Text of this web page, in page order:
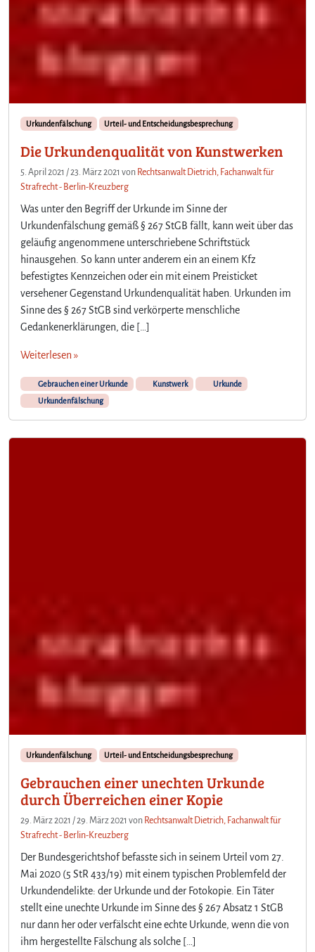
Urkundenfälschung Urteil- und Entscheidungsbesprechung
Die Urkundenqualität von Kunstwerken
5. April 2021 /23. März 2021 von Rechtsanwalt Dietrich, Fachanwalt für
Strafrecht - Berlin-Kreuzberg
Was unter den Begriff der Urkunde im Sinne der
Urkundenfälschung gemäß § 267 StGB fällt, kann weit über das
geläufig angenommene unterschriebene Schriftstück
hinausgehen. So kann unter anderem ein an einem Kfz
befestigtes Kennzeichen oder ein mit einem Preisticket
versehener Gegenstand Urkundenqualität haben. Urkunden im
Sinne des § 267 StGB sind verkörperte menschliche
Gedankenerklärungen, die […]
Weiterlesen »
Gebrauchen einer Urkunde Kunstwerk
Urkunde
Urkundenfälschung
Urkundenfälschung Urteil- und Entscheidungsbesprechung
Gebrauchen einer unechten Urkunde
durch Überreichen einer Kopie
29. März 2021 /29. März 2021 von Rechtsanwalt Dietrich, Fachanwalt für
Strafrecht - Berlin-Kreuzberg
Der Bundesgerichtshof befasste sich in seinem Urteil vom 27.
Mai 2020 (5 StR 433/19) mit einem typischen Problemfeld der
Urkundendelikte: der Urkunde und der Fotokopie. Ein Täter
stellt eine unechte Urkunde im Sinne des § 267 Absatz 1 StGB
nur dann her oder verfälscht eine echte Urkunde, wenn die von
ihm hergestellte Fälschung als solche […]